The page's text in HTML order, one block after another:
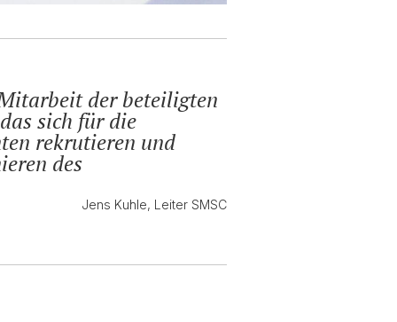
der beteiligten
sich für die
rekrutieren und
des
Jens Kuhle, Leiter SMSC